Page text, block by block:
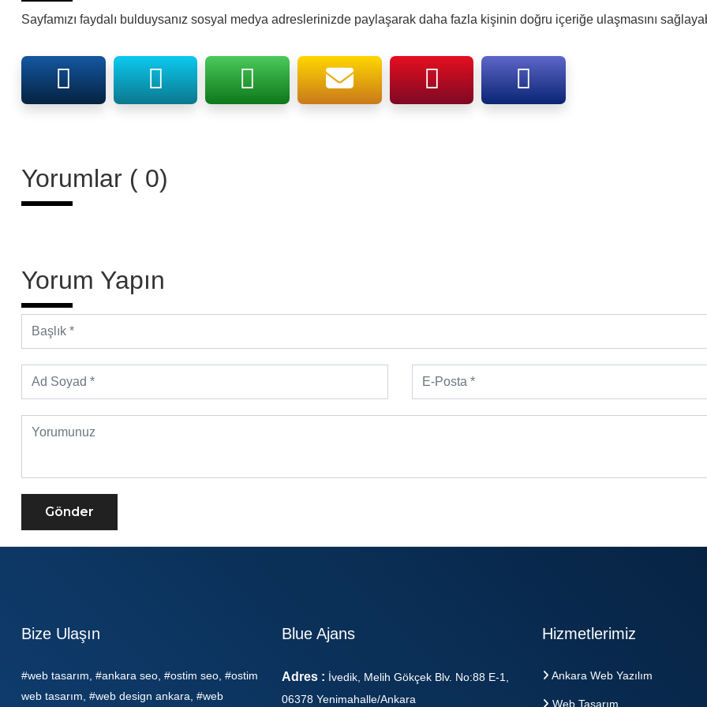
Sayfamızı faydalı bulduysanız sosyal medya adreslerinizde paylaşarak daha fazla kişinin doğru içeriğe ulaşmasını
Yorumlar ( 0)
Yorum Yapın
Gönder
Bize Ulaşın
#web tasarım, #ankara seo, #ostim seo, #ostim
web tasarım, #web design ankara, #web
Blue Ajans
Adres : İvedik, Melih Gökçek Blv. No:88 E-1,
06378 Yenimahalle/Ankara
Hizmetlerimiz
Ankara Web Yazılım
Web Tasarım